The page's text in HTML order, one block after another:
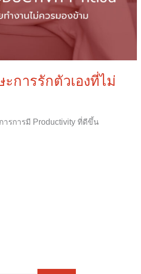
การรักตัวเองที่ไม่
ารการมี Productivity ที่ดีขึ้น